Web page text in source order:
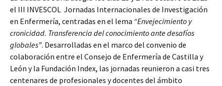
el III INVESCOL Jornadas Internacionales de Investigación
en Enfermería, centradas en el lema “Envejecimiento y
cronicidad. Transferencia del conocimiento ante desafíos
globales”. Desarrolladas en el marco del convenio de
colaboración entre el Consejo de Enfermería de Castilla y
León y la Fundación Index, las jornadas reunieron a casi tres
centenares de profesionales y docentes del ámbito